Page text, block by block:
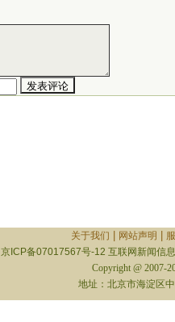
关于我们 网站声明
京ICP备07017567号-12 互联网新闻信
Copyright @ 2007-
地址：北京市海淀区